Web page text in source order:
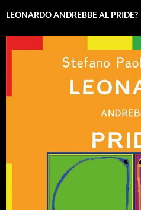
LEONARDO ANDREBBE AL PRIDE?